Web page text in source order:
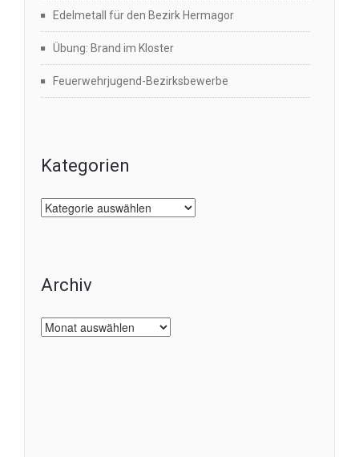
Edelmetall für den Bezirk Hermagor
Übung: Brand im Kloster
Feuerwehrjugend-Bezirksbewerbe
Kategorien
Kategorien
Archiv
Archiv